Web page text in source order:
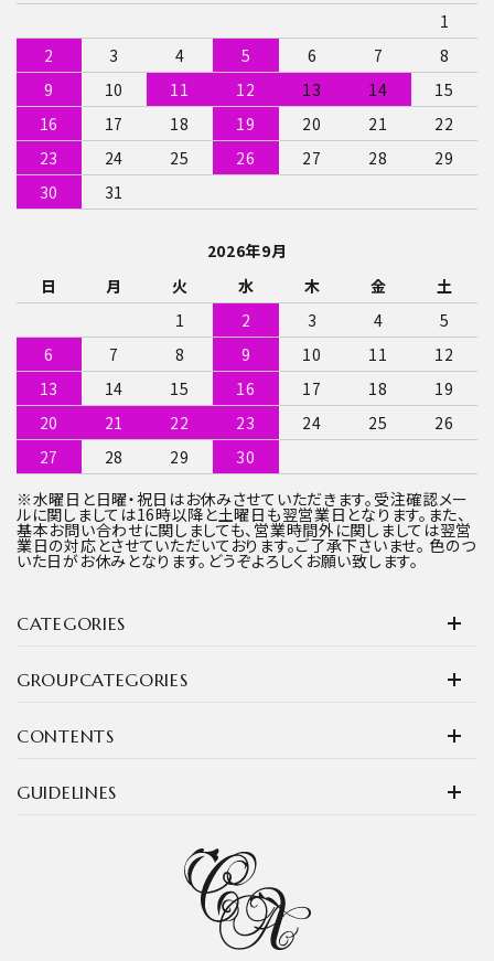
CATEGORIES
GROUPCATEGORIES
CONTENTS
1
2
3 4 5 6 7
8
9
10 11 12 13 14
15
16
17 18 19 20 21
22
23
24 25 26 27 28
29
30
31
2026年9月
日
月 火 水 木 金
土
1
2 3 4
5
6
7 8 9 10 11
12
13
14 15 16 17 18
19
20
21 22 23 24 25
26
27
28 29
30
※水曜日と日曜・祝日はお休みさせていただきます。受注確認メー
ルに関しましては16時以降と土曜日も翌営業日となります。また、
基本お問い合わせに関しましても、営業時間外に関しましては翌営
業日の対応とさせていただいております。ご了承下さいませ。 色のつ
いた日がお休みとなります。どうぞよろしくお願い致します。
GUIDELINES